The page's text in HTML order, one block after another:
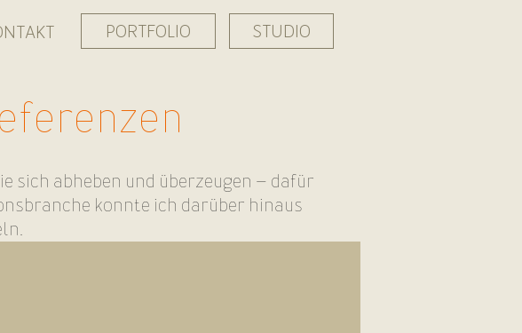
PORTFOLIO STUDIO
sich abheben und überzeugen – dafür
konnte ich darüber hinaus